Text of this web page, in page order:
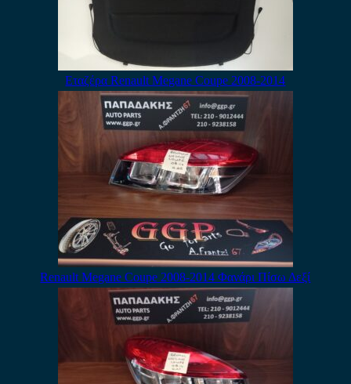
Εταζέρα Renault Megane Coupe 2008-2014
Renault Megane Coupe 2008-2014 Φανάρι Πίσω Δεξί